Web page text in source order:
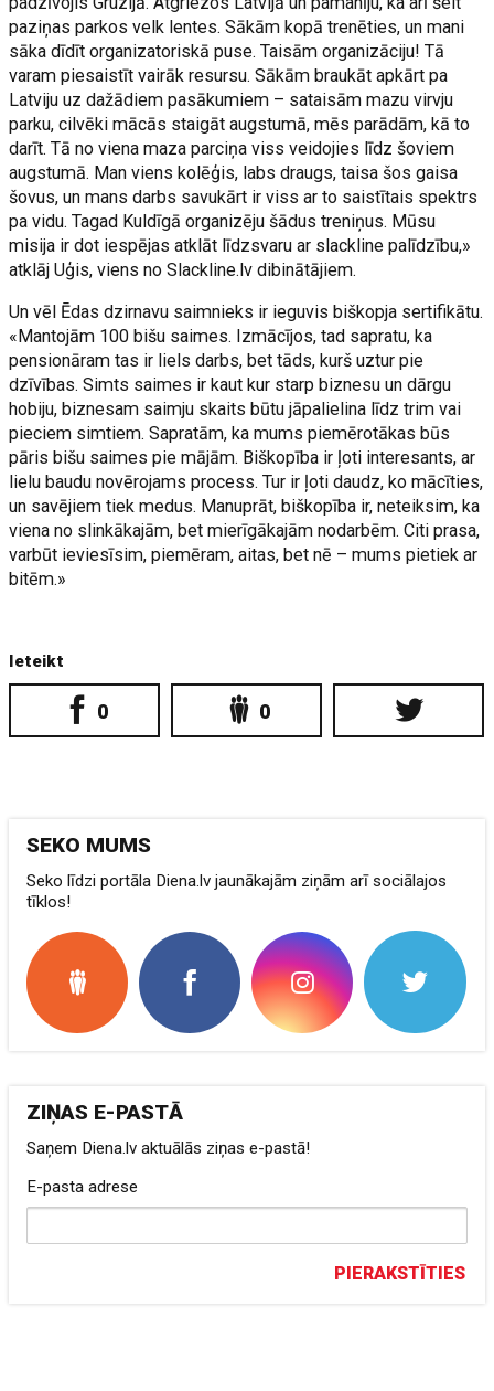
paziņas parkos velk lentes. Sākām kopā trenēties, un mani
sāka dīdīt organizatoriskā puse. Taisām organizāciju! Tā
varam piesaistīt vairāk resursu. Sākām braukāt apkārt pa
Latviju uz dažādiem pasākumiem – sataisām mazu virvju
parku, cilvēki mācās staigāt augstumā, mēs parādām, kā to
darīt. Tā no viena maza parciņa viss veidojies līdz šoviem
augstumā. Man viens kolēģis, labs draugs, taisa šos gaisa
šovus, un mans darbs savukārt ir viss ar to saistītais spektrs
pa vidu. Tagad Kuldīgā organizēju šādus treniņus. Mūsu
misija ir dot iespējas atklāt līdzsvaru ar slackline palīdzību,»
atklāj Uģis, viens no Slackline.lv dibinātājiem.
Un vēl Ēdas dzirnavu saimnieks ir ieguvis biškopja sertifikātu.
«Mantojām 100 bišu saimes. Izmācījos, tad sapratu, ka
pensionāram tas ir liels darbs, bet tāds, kurš uztur pie
dzīvības. Simts saimes ir kaut kur starp biznesu un dārgu
hobiju, biznesam saimju skaits būtu jāpalielina līdz trim vai
pieciem simtiem. Sapratām, ka mums piemērotākas būs
pāris bišu saimes pie mājām. Biškopība ir ļoti interesants, ar
lielu baudu novērojams process. Tur ir ļoti daudz, ko mācīties,
un savējiem tiek medus. Manuprāt, biškopība ir, neteiksim, ka
viena no slinkākajām, bet mierīgākajām nodarbēm. Citi prasa,
varbūt ieviesīsim, piemēram, aitas, bet nē – mums pietiek ar
bitēm.»
Ieteikt
0 0
SEKO MUMS
Seko līdzi portāla Diena.lv jaunākajām ziņām arī sociālajos
tīklos!
ZIŅAS E-PASTĀ
Saņem Diena.lv aktuālās ziņas e-pastā!
E-pasta adrese
PIERAKSTĪTIES